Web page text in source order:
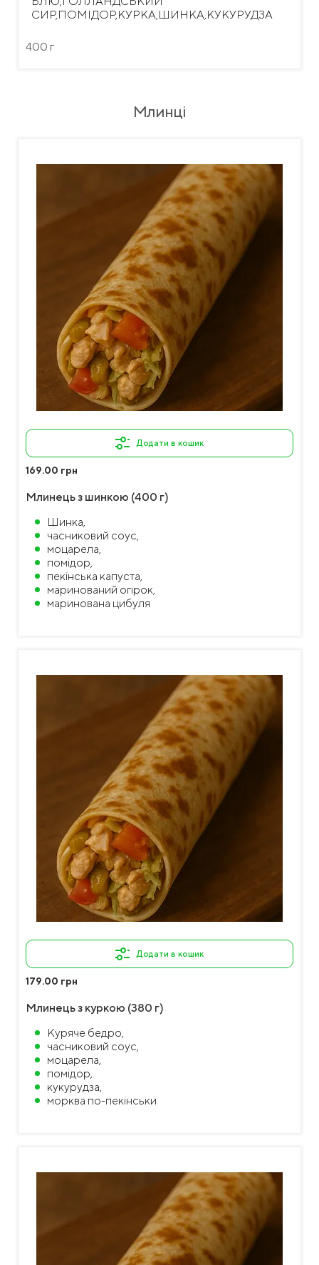
СИР,ПОМІДОР,КУРКА,ШИНКА,КУКУРУДЗА
400 г
Млинці
Додати в кошик
169.00 грн
Млинець з шинкою (400 г)
Шинка,
часниковий соус,
моцарела,
помідор,
пекінська капуста,
маринований огірок,
маринована цибуля
Додати в кошик
179.00 грн
Млинець з куркою (380 г)
Куряче бедро,
часниковий соус,
моцарела,
помідор,
кукурудза,
морква по-пекінськи